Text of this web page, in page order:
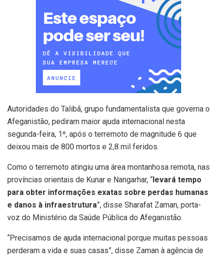
Autoridades do Talibã, grupo fundamentalista que governa o
Afeganistão, pediram maior ajuda internacional nesta
segunda-feira, 1º, após o terremoto de magnitude 6 que
deixou mais de 800 mortos e 2,8 mil feridos.
Como o terremoto atingiu uma área montanhosa remota, nas
províncias orientais de Kunar e Nangarhar, “ levará tempo
para obter informações exatas sobre perdas humanas
e danos à infraestrutura”, disse Sharafat Zaman, porta-
voz do Ministério da Saúde Pública do Afeganistão.
“Precisamos de ajuda internacional porque muitas pessoas
perderam a vida e suas casas”, disse Zaman à agência de